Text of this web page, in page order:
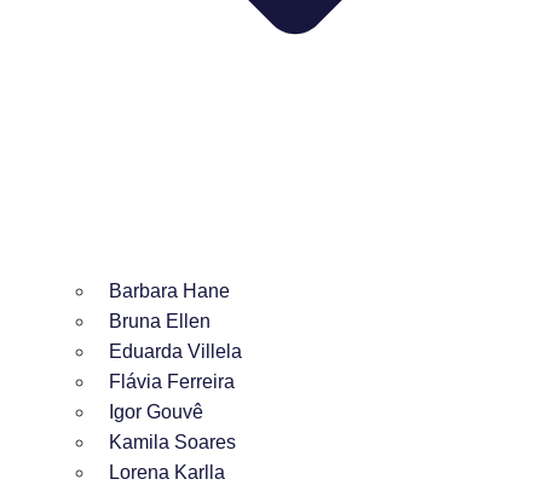
Barbara Hane
Bruna Ellen
Eduarda Villela
Flávia Ferreira
Igor Gouvê
Kamila Soares
Lorena Karlla